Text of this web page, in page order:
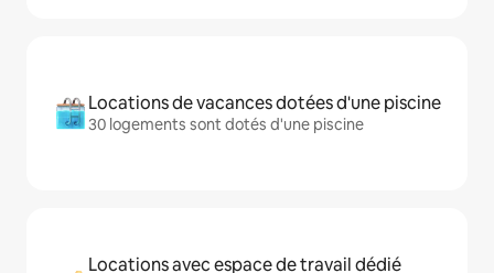
Locations de vacances dotées d'une piscine
30 logements sont dotés d'une piscine
Locations avec espace de travail dédié